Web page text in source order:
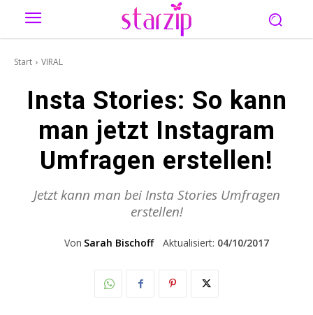
Start VIRAL
Insta Stories: So kann
man jetzt Instagram
Umfragen erstellen!
Jetzt kann man bei Insta Stories Umfragen
erstellen!
Von Sarah Bischoff Aktualisiert: 04/10/2017